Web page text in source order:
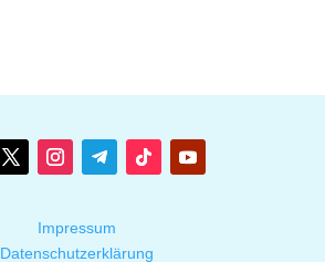
Impressum
Datenschutzerklärung